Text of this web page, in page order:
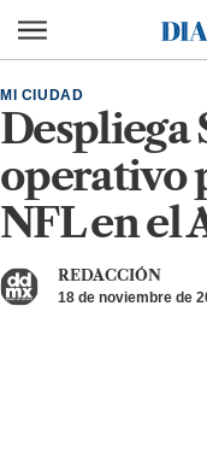
Diario de
Despliega
operativo
NFL en el
MI CIUDAD
REDACCIÓN
18 de noviembre de